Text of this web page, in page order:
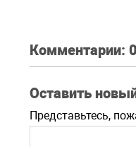
Комментарии:
Оставить
Представьтесь,